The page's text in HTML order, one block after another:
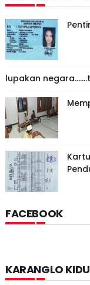
lupakan
FACEBOOK
KARANGLO